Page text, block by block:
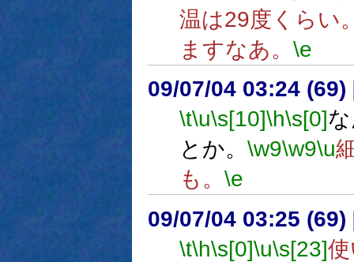
温は29度くらい
ますなあ。 \e
09/07/04 03:24 (69)
\t\u\s[10]\h\s[0]
とか。 \w9\w9\u
も。 \e
09/07/04 03:25 (69)
\t\h\s[0]\u\s[23]